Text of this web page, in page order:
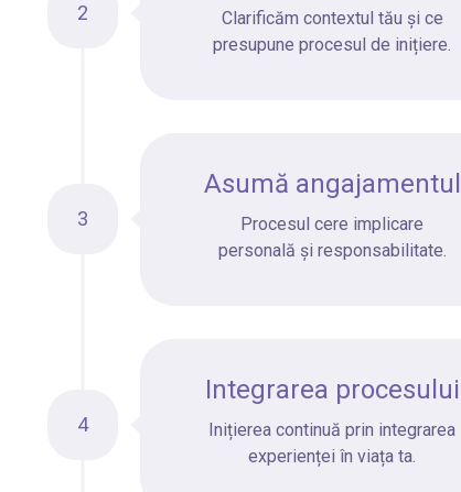
Clarificăm contextul tău și ce
presupune procesul de inițiere.
2
Asumă angajamentul
Procesul cere implicare
personală și responsabilitate.
3
Integrarea procesului
Inițierea continuă prin integrarea
experienței în viața ta.
4